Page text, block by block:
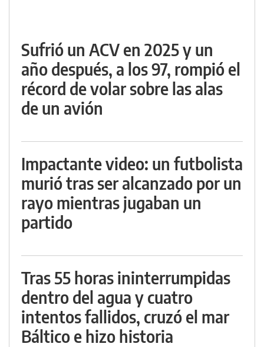
Sufrió un ACV en 2025 y un
año después, a los 97, rompió el
récord de volar sobre las alas
de un avión
Impactante video: un futbolista
murió tras ser alcanzado por un
rayo mientras jugaban un
partido
Tras 55 horas ininterrumpidas
dentro del agua y cuatro
intentos fallidos, cruzó el mar
Báltico e hizo historia